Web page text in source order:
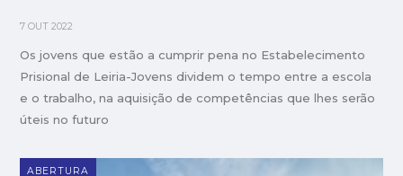
7 OUT 2022
Os jovens que estão a cumprir pena no Estabelecimento
Prisional de Leiria-Jovens dividem o tempo entre a escola
e o trabalho, na aquisição de competências que lhes serão
úteis no futuro
ABERTURA